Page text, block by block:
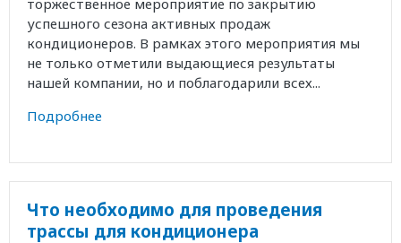
успешного сезона активных продаж
кондиционеров. В рамках этого мероприятия мы
не только отметили выдающиеся результаты
нашей компании, но и поблагодарили всех...
Подробнее
Что необходимо для проведения
трассы для кондиционера